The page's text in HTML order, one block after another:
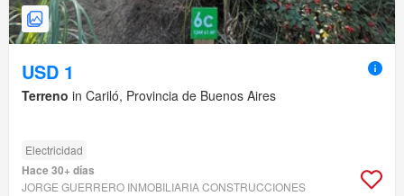
USD 1
Terreno in Cariló, Provincia de Buenos Aires
Electricidad
Hace 30+ días
JORGE GUERRERO INMOBILIARIA CONSTRUCCIONES